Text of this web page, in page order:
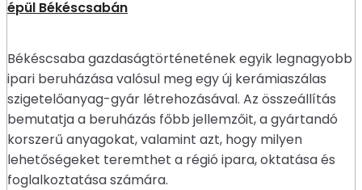
épül Békéscsabán
Békéscsaba gazdaságtörténetének egyik legnagyobb
ipari beruházása valósul meg egy új kerámiaszálas
szigetelőanyag-gyár létrehozásával. Az összeállítás
bemutatja a beruházás főbb jellemzőit, a gyártandó
korszerű anyagokat, valamint azt, hogy milyen
lehetőségeket teremthet a régió ipara, oktatása és
foglalkoztatása számára.